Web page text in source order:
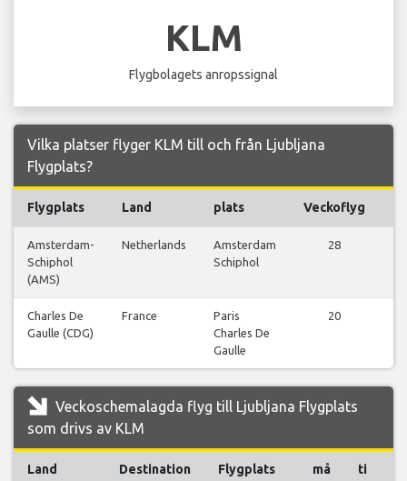
KLM
Flygbolagets anropssignal
Vilka platser flyger KLM till och från Ljubljana
Flygplats?
Flygplats Land plats Veckoflyg
Amsterdam-
Schiphol
(AMS)
Netherlands
Amsterdam
Schiphol
28
Charles De
Gaulle (CDG)
France
Paris
Charles De
Gaulle
20
Veckoschemalagda flyg till Ljubljana Flygplats
som drivs av KLM
Land Destination Flygplats må ti